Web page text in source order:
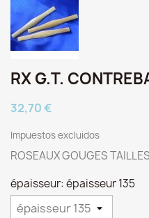
RX G.T.
32,70 €
Impuestos excluidos
ROSEAUX GOUGES
épaisseur: épaisseur 135